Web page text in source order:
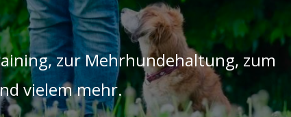
zur Mehrhundehaltung, zum
vielem mehr.